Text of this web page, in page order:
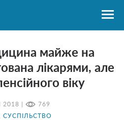
| 769
СУСПІЛЬСТВО
майже на
лікарями, але
віку